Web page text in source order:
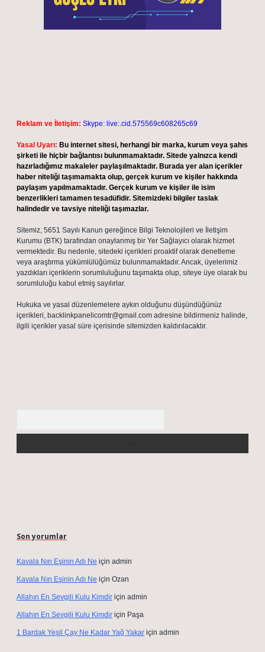
Reklam ve İletişim: Skype: live:.cid.575569c608265c69
Yasal Uyarı: Bu internet sitesi, herhangi bir marka, kurum veya şahıs
şirketi ile hiçbir bağlantısı bulunmamaktadır. Sitede yalnızca kendi
hazırladığımız makaleler paylaşılmaktadır. Burada yer alan içerikler
haber niteliği taşımamakta olup, gerçek kurum ve kişiler hakkında
paylaşım yapılmamaktadır. Gerçek kurum ve kişiler ile isim
benzerlikleri tamamen tesadüfidir. Sitemizdeki bilgiler taslak
halindedir ve tavsiye niteliği taşımazlar.
Sitemiz, 5651 Sayılı Kanun gereğince Bilgi Teknolojileri ve İletişim
Kurumu (BTK) tarafından onaylanmış bir Yer Sağlayıcı olarak hizmet
vermektedir. Bu nedenle, sitedeki içerikleri proaktif olarak denetleme
veya araştırma yükümlülüğümüz bulunmamaktadır. Ancak, üyelerimiz
yazdıkları içeriklerin sorumluluğunu taşımakta olup, siteye üye olarak bu
sorumluluğu kabul etmiş sayılırlar.
Hukuka ve yasal düzenlemelere aykırı olduğunu düşündüğünüz
içerikleri, backlinkpanelicomtr@gmail.com adresine bildirmeniz halinde,
ilgili içerikler yasal süre içerisinde sitemizden kaldırılacaktır.
Son yorumlar
Kavala Nın Eşinin Adı Ne için admin
Kavala Nın Eşinin Adı Ne için Ozan
Allahın En Sevgili Kulu Kimdir için admin
Allahın En Sevgili Kulu Kimdir için Paşa
1 Bardak Yeşil Çay Ne Kadar Yağ Yakar için admin